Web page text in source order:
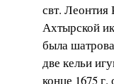
свт. Леонтия
Ахтырской
была
две кельи
конце 1675